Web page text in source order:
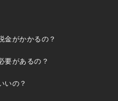
金がかかるの？
要があるの？
いの？